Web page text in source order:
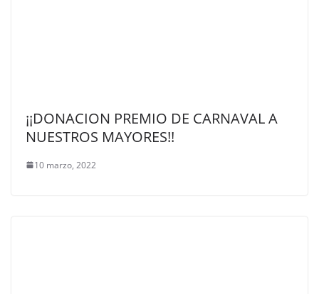
¡¡DONACION PREMIO DE CARNAVAL A
NUESTROS MAYORES!!
10 marzo, 2022